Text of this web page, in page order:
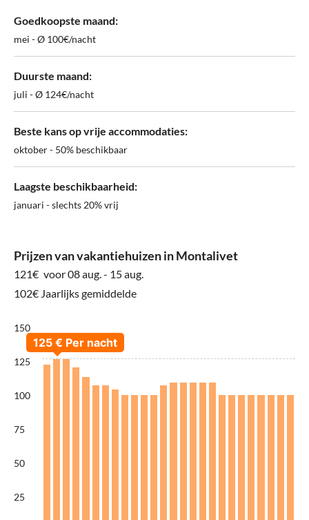
Goedkoopste maand:
mei - Ø 100€/nacht
Duurste maand:
juli - Ø 124€/nacht
Beste kans op vrije accommodaties:
oktober - 50% beschikbaar
Laagste beschikbaarheid:
januari - slechts 20% vrij
Prijzen van vakantiehuizen in Montalivet
121€ voor 08 aug. - 15 aug.
102€ Jaarlijks gemiddelde
150
125
100
75
50
25